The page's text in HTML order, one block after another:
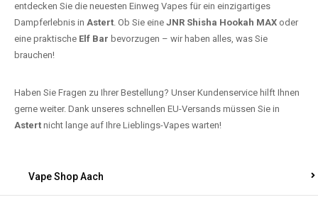
entdecken Sie die neuesten Einweg Vapes für ein einzigartiges
Dampferlebnis in Astert. Ob Sie eine JNR Shisha Hookah MAX oder
eine praktische Elf Bar bevorzugen – wir haben alles, was Sie
brauchen!
Haben Sie Fragen zu Ihrer Bestellung? Unser Kundenservice hilft Ihnen
gerne weiter. Dank unseres schnellen EU-Versands müssen Sie in
Astert nicht lange auf Ihre Lieblings-Vapes warten!
Vape Shop Aach